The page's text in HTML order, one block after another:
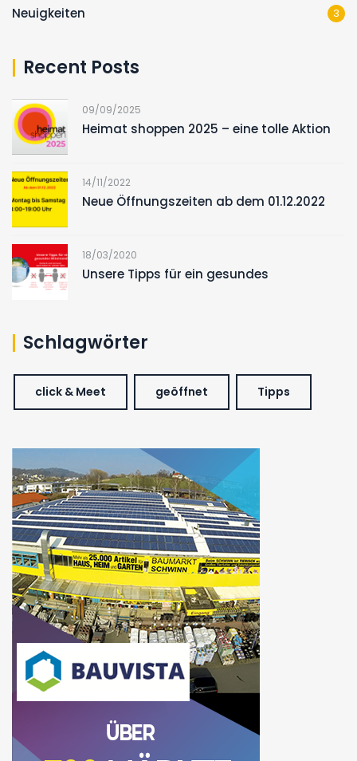
Neuigkeiten 3
Recent Posts
09/09/2025
Heimat shoppen 2025 – eine tolle Aktion
14/11/2022
Neue Öffnungszeiten ab dem 01.12.2022
18/03/2020
Unsere Tipps für ein gesundes
Schlagwörter
click & Meet geöffnet Tipps